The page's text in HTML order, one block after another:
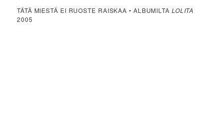
TÄTÄ MIESTÄ EI RUOSTE RAISKAA • ALBUMILTA LOLITA
2005